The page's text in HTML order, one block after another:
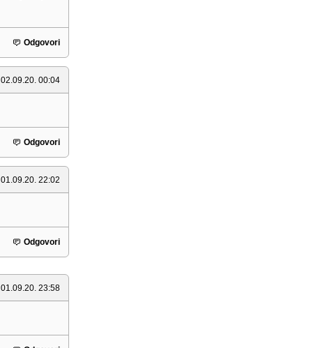
Odgovori
02.09.20. 00:04
Odgovori
01.09.20. 22:02
Odgovori
01.09.20. 23:58